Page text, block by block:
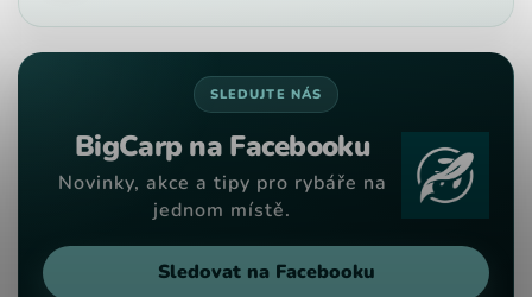
SLEDUJTE NÁS
BigCarp na Facebooku
Novinky, akce a tipy pro rybáře na
jednom místě.
Sledovat na Facebooku